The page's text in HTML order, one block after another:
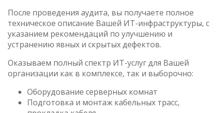
После проведения аудита, вы получаете полное
техническое описание Вашей ИТ-инфраструктуры, с
указанием рекомендаций по улучшению и
устранению явных и скрытых дефектов.
Оказываем полный спектр ИТ-услуг для Вашей
организации как в комплексе, так и выборочно:
Оборудование серверных комнат
Подготовка и монтаж кабельных трасс,